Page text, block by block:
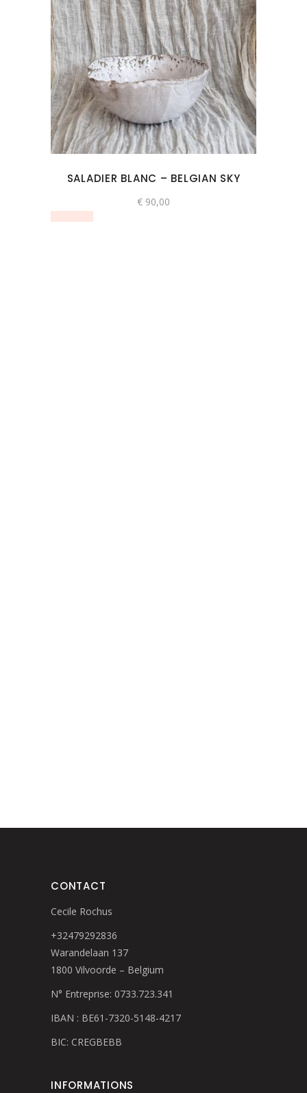
SALADIER BLANC – BELGIAN SKY
€ 90,00
CONTACT
Cecile Rochus
+32479292836
Warandelaan 137
1800 Vilvoorde – Belgium
N° Entreprise: 0733.723.341
IBAN : BE61-7320-5148-4217
BIC: CREGBEBB
INFORMATIONS